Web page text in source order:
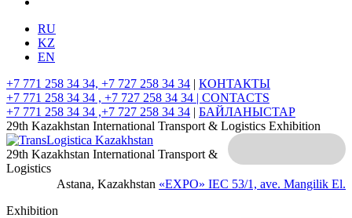
RU
KZ
EN
+7 771 258 34 34, +7 727 258 34 34 | КОНТАКТЫ
+7 771 258 34 34 , +7 727 258 34 34 | CONTACTS
+7 771 258 34 34 ,+7 727 258 34 34 | БАЙЛАНЫСТАР
29th Kazakhstan International Transport & Logistics Exhibition
Astana, Kazakhstan «EXPO» IEC 53/1, ave. Mangilik El.
29th Kazakhstan International Transport &
Logistics
Exhibition